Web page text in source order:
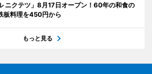
ニクテツ」8月17日オープン！60年の和食の
板料理を450円から
もっと見る